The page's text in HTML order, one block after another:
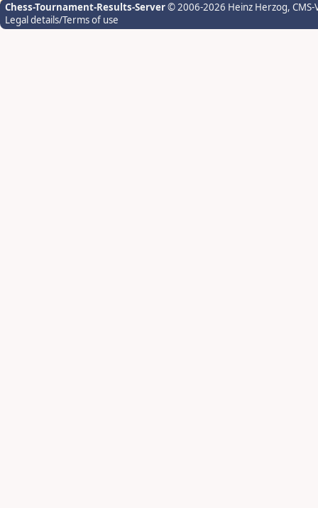
Chess-Tournament-Results-Server© 2006-2026 Heinz Herzog,
Legal details/Terms of use